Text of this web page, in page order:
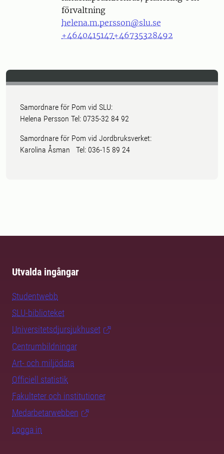
förvaltning
helena.m.persson@slu.se
+4640415147+46735328492
Samordnare för Pom vid SLU:
Helena Persson Tel: 0735-32 84 92
Samordnare för Pom vid Jordbruksverket:
Karolina Åsman Tel: 036-15 89 24
Utvalda ingångar
Studentwebb
SLU-biblioteket
Universitetsdjursjukhuset
Centrumbildningar
Art- och miljödata
Officiell statistik
Fakulteter och institutioner
Medarbetarwebben
Logga in